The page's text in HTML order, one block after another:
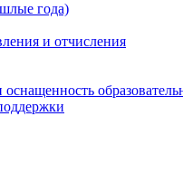
года)
и отчисления